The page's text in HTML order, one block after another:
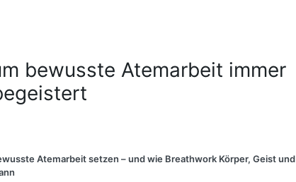
bewusste Atemarbeit immer
Atemarbeit setzen – und wie Breathwork Körper, Geist und